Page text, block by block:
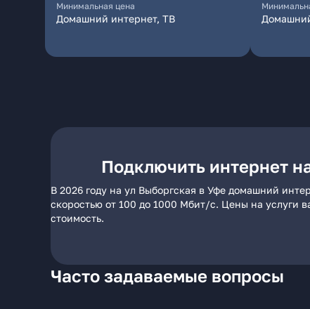
Минимальная цена
Домашний интернет, ТВ
Подключить интернет
В 2026 году на ул Выборгская в Уфе домашний
скоростью от 100 до 1000 Мбит/с. Цены на услуги
стоимость.
Часто задаваемые вопросы